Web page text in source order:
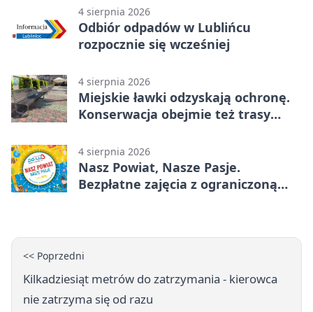
4 sierpnia 2026
Odbiór odpadów w Lublińcu
rozpocznie się wcześniej
4 sierpnia 2026
Miejskie ławki odzyskają ochronę.
Konserwacja obejmie też trasy
4 sierpnia 2026
Nasz Powiat, Nasze Pasje.
Bezpłatne zajęcia z ograniczoną
<< Poprzedni
Kilkadziesiąt metrów do zatrzymania - kierowca
nie zatrzyma się od razu